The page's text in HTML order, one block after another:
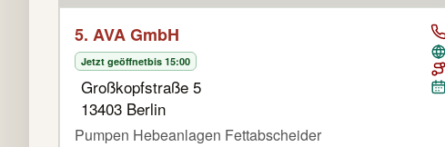
5. AVA GmbH
Jetzt geöffnetbis 15:00
Großkopfstraße 5
13403 Berlin
Pumpen Hebeanlagen Fettabscheider